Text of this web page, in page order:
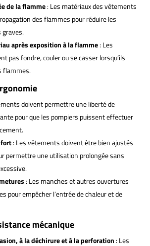
de la flamme: Les matériaux des vêtements
des flammes pour réduire les
graves.
après exposition à la flamme: Les
pas fondre, couler ou se casser lorsqu’ils
flammes.
doivent permettre une liberté de
pour que les pompiers puissent effectuer
: Les vêtements doivent être bien ajustés
permettre une utilisation prolongée sans
: Les manches et autres ouvertures
pour empêcher l’entrée de chaleur et de
mécanique
à la déchirure et à la perforation : Les